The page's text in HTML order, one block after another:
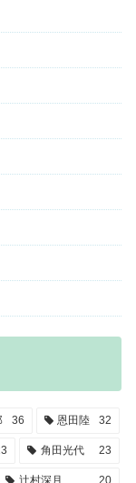
36 恩田陸 32
角田光代 23